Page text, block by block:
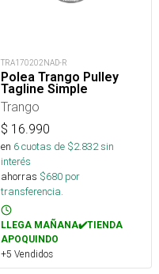
TRA170202NAD-R
Polea Trango Pulley
Tagline Simple
Trango
$ 16.990
en 6cuotas de $2.832sin
interés
ahorras $680 por
transferencia.
LLEGA MAÑANA✔️TIENDA
APOQUINDO
+5 Vendidos